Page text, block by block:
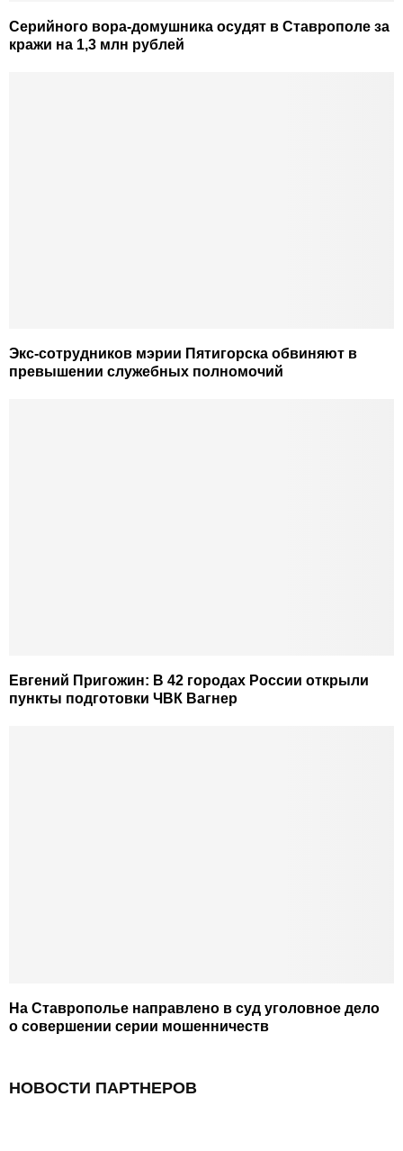
Серийного вора-домушника осудят в Ставрополе за
кражи на 1,3 млн рублей
Экс-сотрудников мэрии Пятигорска обвиняют в
превышении служебных полномочий
Евгений Пригожин: В 42 городах России открыли
пункты подготовки ЧВК Вагнер
На Ставрополье направлено в суд уголовное дело
о совершении серии мошенничеств
НОВОСТИ ПАРТНЕРОВ